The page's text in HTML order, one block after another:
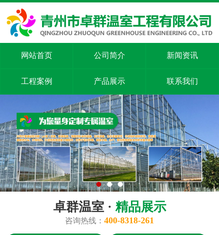
网站首页 公司简介 新闻资讯
工程案例 产品展示 联系我们
卓群温室 · 精品展示
咨询热线： 400-8318-261